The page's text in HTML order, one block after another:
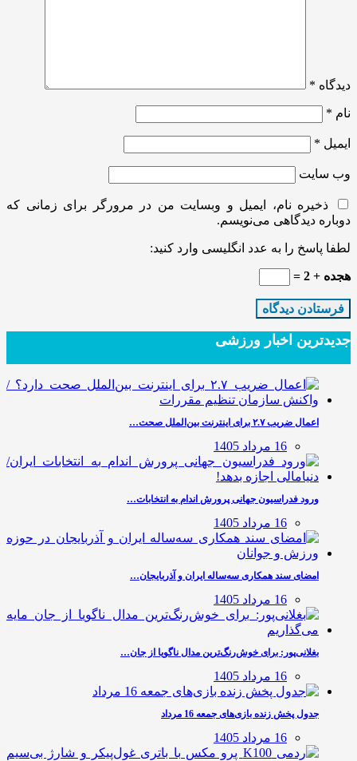
دیدگاه *
نام *
ایمیل *
وب‌ سایت
ذخیره نام، ایمیل و وبسایت من در مرورگر برای زمانی که
دوباره دیدگاهی می‌نویسم.
لطفا پاسخ را به عدد انگلیسی وارد کنید:
هجده + 2 =
جدیدترین‌ اخبار ورزشی
اعمال ضریب ۲.۷ برای اینترنت بین‌الملل صحت…
16 مرداد 1405
ورود فدراسیون جهانی پرورش اندام به انتخابات…
16 مرداد 1405
امضای سند همکاری سه‌ساله ایران و آذربایجان…
16 مرداد 1405
بغلانی‌پور: برای خوش‌رنگ‌ترین مدال ناگویا از جان…
16 مرداد 1405
جدول پخش زنده بازی‌های جمعه 16 مرداد
16 مرداد 1405